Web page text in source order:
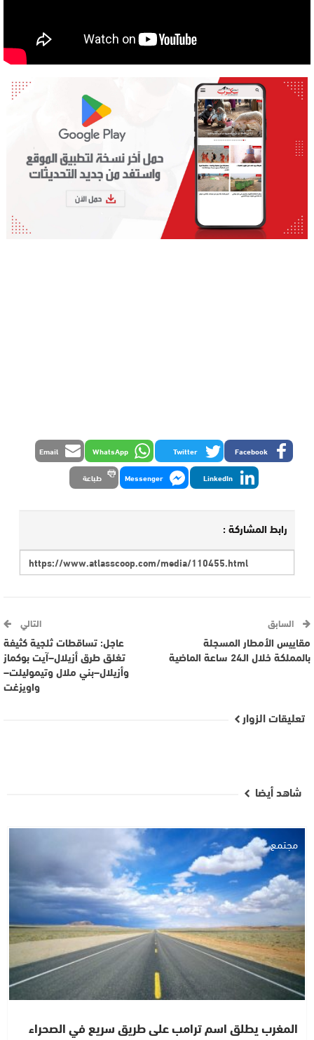
Facebook
Twitter
WhatsApp
Email
LinkedIn
Messenger طباعة
رابط المشاركة :
السابق
مقاييس الأمطار المسجلة
بالمملكة خلال الـ24 ساعة الماضية
التالي
عاجل: تساقطات ثلجية كثيفة
تغلق طرق أزيلال–آيت بوكماز
وأزيلال–بني ملال وتيموليلت–
واويزغت
تعليقات الزوار
شاهد أيضا
مجتمع
المغرب يطلق اسم ترامب على طريق سريع في الصحراء